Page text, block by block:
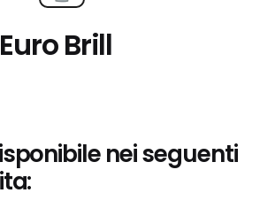
Brill
nei seguenti